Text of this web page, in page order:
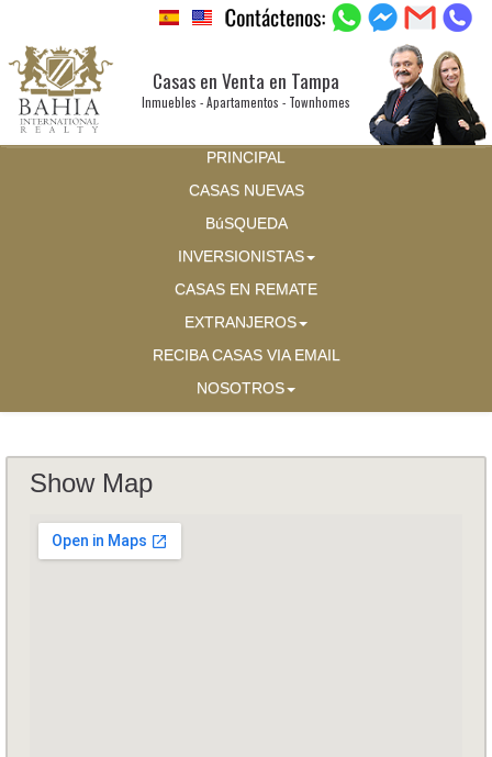
Casas en Venta en Tampa
Inmuebles - Apartamentos - Townhomes
PRINCIPAL
CASAS NUEVAS
BúSQUEDA
INVERSIONISTAS
CASAS EN REMATE
EXTRANJEROS
RECIBA CASAS VIA EMAIL
NOSOTROS
Show Map